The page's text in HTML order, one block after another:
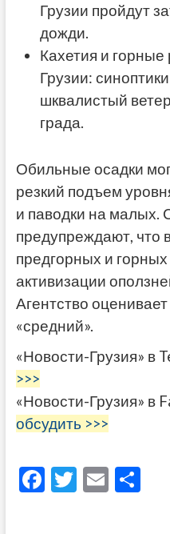
Грузии пройдут
дожди.
Кахетия и
Грузии:
шквалистый
града.
Обильные осадки
резкий подъем
и паводки на малых.
предупреждают, что
предгорных и
активизации
Агентство
«средний».
«Новости-Грузия» в
>>>
«Новости-Грузия» в
обсудить >>>
F T E О